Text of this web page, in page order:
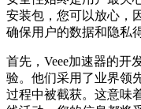
安装包，您可以放心，
确保用户的数据和隐私
首先，Veee加速器的开
验。他们采用了业界领
过程中被截获。这意味